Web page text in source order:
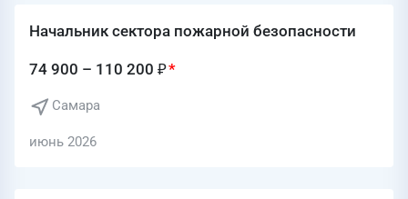
Начальник сектора пожарной безопасности
74 900 – 110 200 ₽
Самара
июнь 2026